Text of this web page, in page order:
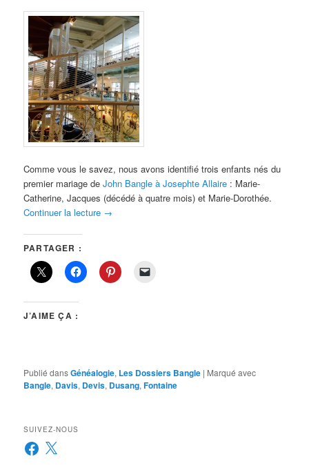
Comme vous le savez, nous avons identifié trois enfants nés du
premier mariage deJohn Bangle à Josephte Allaire : Marie-
Catherine, Jacques (décédé à quatre mois) et Marie-Dorothée.
Continuer la lecture →
PARTAGER :
J’AIME ÇA :
Publié dansGénéalogie, Les Dossiers Bangle | Marqué avec
Bangle, Davis, Devis, Dusang,Fontaine
SUIVEZ-NOUS
Facebook
X